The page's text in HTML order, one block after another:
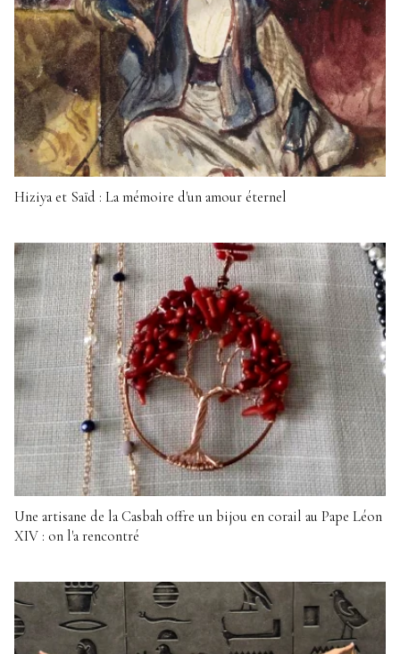
Hiziya et Saïd : La mémoire d'un amour éternel
Une artisane de la Casbah offre un bijou en corail au Pape Léon
XIV : on l'a rencontré